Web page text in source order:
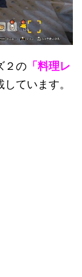
２の 「料理レ
ています。